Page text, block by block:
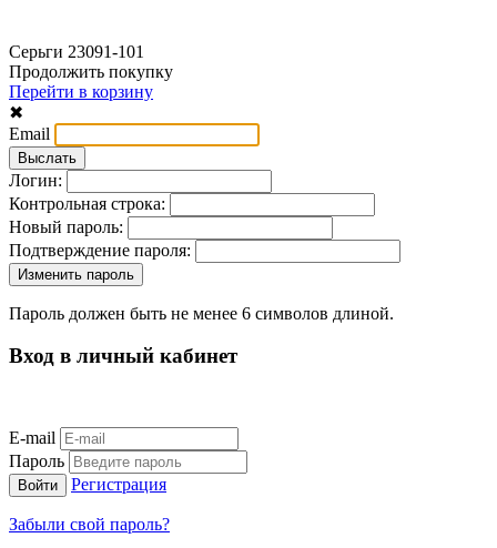
Серьги 23091-101
Продолжить покупку
Перейти в корзину
✖
Email
Логин:
Контрольная строка:
Новый пароль:
Подтверждение пароля:
Пароль должен быть не менее 6 символов длиной.
Вход в личный кабинет
E-mail
Пароль
Регистрация
Забыли свой пароль?